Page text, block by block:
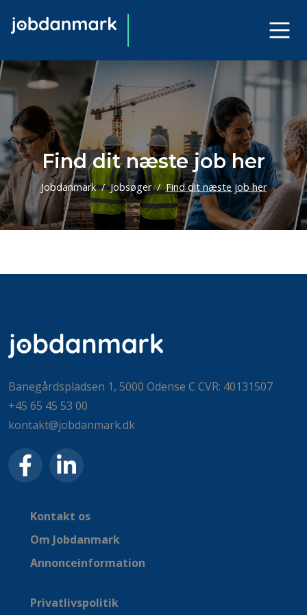
Find dit næste job her
Jobdanmark Jobsøger Find dit næste job her
Banegårdspladsen 1, 5000 Odense C CVR: 40131507
+45 65 45 53 00
kontakt@jobdanmark.dk
Kontakt os
Om Jobdanmark
Annonceinformation
Privatlivspolitik